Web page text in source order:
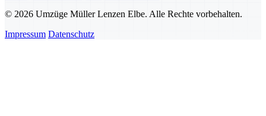
© 2026 Umzüge Müller Lenzen Elbe. Alle Rechte vorbehalten.
Impressum Datenschutz